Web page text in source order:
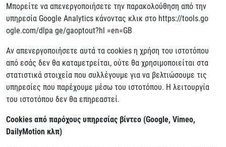
Μπορείτε να απενεργοποιήσετε την παρακολούθηση από την
υπηρεσία Google Analytics κάνοντας κλικ στο https://tools.go
ogle.com/dlpa ge/gaoptout?hl =en=GB
Αν απενεργοποιήσετε αυτά τα cookies η χρήση του ιστοτόπου
από εσάς δεν θα καταμετρείται, ούτε θα χρησιμοποιείται στα
στατιστικά στοιχεία που συλλέγουμε για να βελτιώσουμε τις
υπηρεσίες που παρέχουμε μέσω του ιστοτόπου. Η λειτουργία
του ιστοτόπου δεν θα επηρεαστεί.
Cookies από παρόχους υπηρεσίας βίντεο (Google, Vimeo,
DailyMotion κλπ)